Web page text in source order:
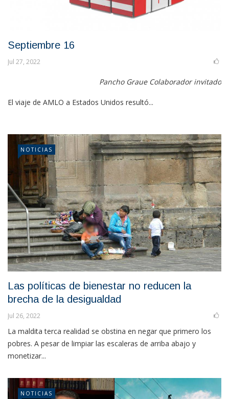
Septiembre 16
Jul 27, 2022
Pancho Graue Colaborador invitado
El viaje de AMLO a Estados Unidos resultó...
NOTICIAS
Las políticas de bienestar no reducen la
brecha de la desigualdad
Jul 26, 2022
La maldita terca realidad se obstina en negar que primero los
pobres. A pesar de limpiar las escaleras de arriba abajo y
monetizar...
NOTICIAS